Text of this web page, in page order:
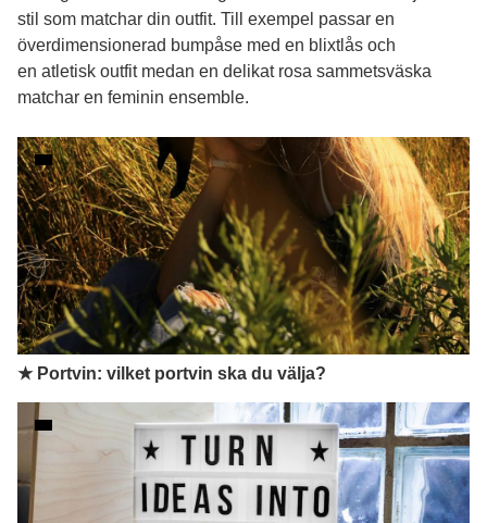
stil som matchar din outfit. Till exempel passar en
överdimensionerad bumpåse med en blixtlås och
en atletisk outfit medan en delikat rosa sammetsväska
matchar en feminin ensemble.
★ Portvin: vilket portvin ska du välja?